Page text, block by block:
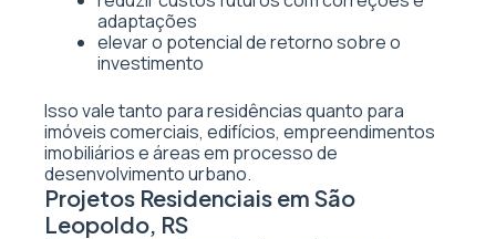
adaptações
elevar o potencial de retorno sobre o
investimento
Isso vale tanto para residências quanto para
imóveis comerciais, edifícios, empreendimentos
imobiliários e áreas em processo de
desenvolvimento urbano.
Projetos Residenciais em São
Leopoldo, RS